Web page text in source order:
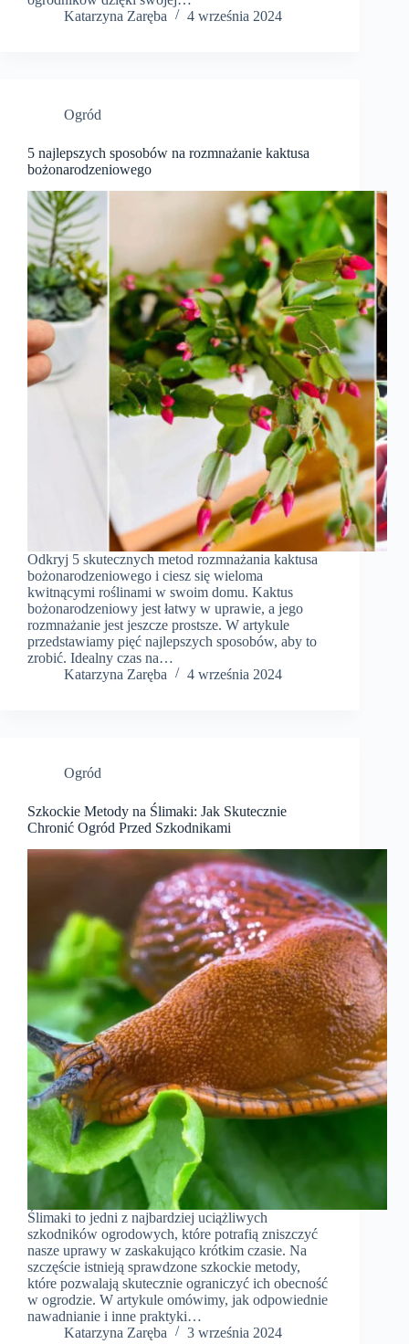
Katarzyna Zaręba
4 września 2024
Ogród
5 najlepszych sposobów na rozmnażanie kaktusa
bożonarodzeniowego
Odkryj 5 skutecznych metod rozmnażania kaktusa
bożonarodzeniowego i ciesz się wieloma
kwitnącymi roślinami w swoim domu. Kaktus
bożonarodzeniowy jest łatwy w uprawie, a jego
rozmnażanie jest jeszcze prostsze. W artykule
przedstawiamy pięć najlepszych sposobów, aby to
zrobić. Idealny czas na…
Katarzyna Zaręba
4 września 2024
Ogród
Szkockie Metody na Ślimaki: Jak Skutecznie
Chronić Ogród Przed Szkodnikami
Ślimaki to jedni z najbardziej uciążliwych
szkodników ogrodowych, które potrafią zniszczyć
nasze uprawy w zaskakująco krótkim czasie. Na
szczęście istnieją sprawdzone szkockie metody,
które pozwalają skutecznie ograniczyć ich obecność
w ogrodzie. W artykule omówimy, jak odpowiednie
nawadnianie i inne praktyki…
Katarzyna Zaręba
3 września 2024